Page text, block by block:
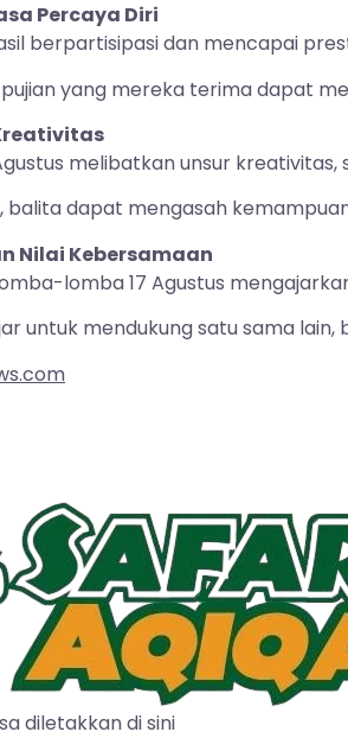
Percaya Diri
berpartisipasi dan mencapai
yang mereka terima dapat
melibatkan unsur
balita dapat mengasah
Nilai Kebersamaan
lomba 17 Agustus
untuk mendukung satu sama lain,
diletakkan di sini